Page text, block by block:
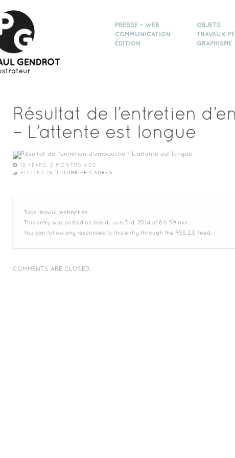
PRESSE • WEB
COMMUNICATION
ÉDITION
OBJETS
TRAVAUX
GRAPHISME
Résultat de l’entretien
– L’attente est longue
12 YEARS, 2 MONTHS AGO
POSTED IN: COURRIER CADRES
Tags: travail entreprise
This entry was posted on mardi, juin 3rd, 2014 at 6 h 59 min
You can follow any responses to this entry through the RSS 2.0 feed.
COMMENTS ARE CLOSED.